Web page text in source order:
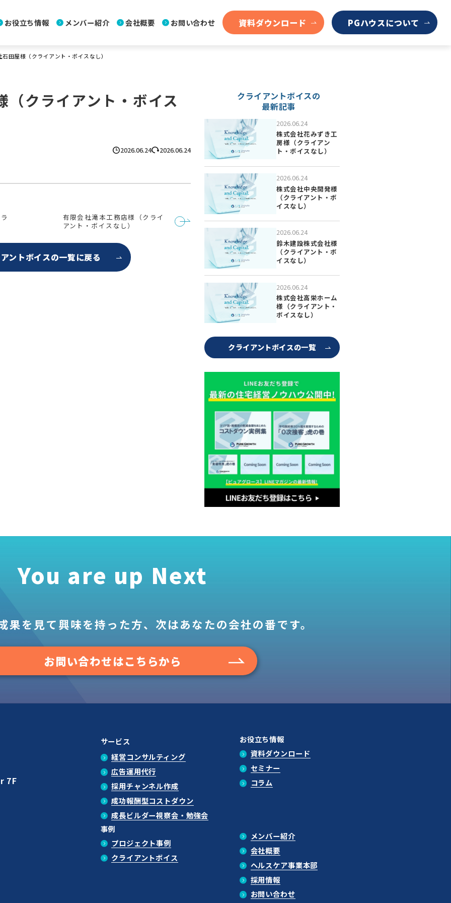
お役立ち情報 メンバー紹介 会社概要 お問い合わせ 資料ダウンロード PGハウスについて
石田屋様（クライアント・ボイスなし）
（クライアント・ボイス
2026.06.24 2026.06.24
有限会社滝本工務店様（クライ
アント・ボイスなし）
ントボイスの一覧に戻る
クライアントボイスの
最新記事
2026.06.24
株式会社花みずき工
房様（クライアン
ト・ボイスなし）
2026.06.24
株式会社中央開発様
（クライアント・ボ
イスなし）
2026.06.24
鈴木建設株式会社様
（クライアント・ボ
イスなし）
2026.06.24
株式会社高栄ホーム
様（クライアント・
ボイスなし）
クライアントボイスの一覧
You are up Next
果を見て興味を持った方、 次はあなたの会社の番です。
お問い合わせはこちらから
サービス
経営コンサルティング
広告運用代行
採用チャンネル作成
成功報酬型コストダウン
成長ビルダー視察会・勉強会
事例
プロジェクト事例
クライアントボイス
お役立ち情報
資料ダウンロード
セミナー
コラム
メンバー紹介
会社概要
ヘルスケア事業本部
採用情報
お問い合わせ
7F